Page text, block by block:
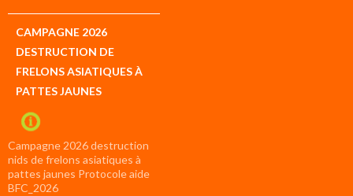
CAMPAGNE 2026
DESTRUCTION DE
FRELONS ASIATIQUES À
PATTES JAUNES
Campagne 2026 destruction
nids de frelons asiatiques à
pattes jaunes Protocole aide
BFC_2026